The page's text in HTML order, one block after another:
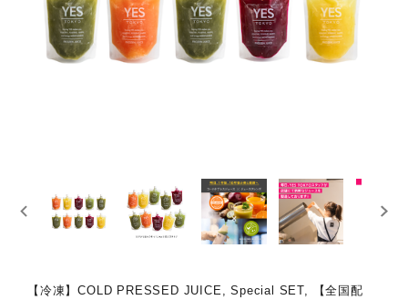
【冷凍】COLD PRESSED JUICE, Special SET, 【全国配